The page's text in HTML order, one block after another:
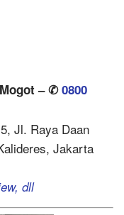
– ✆0800
Jl. Raya Daan
Jakarta
dll